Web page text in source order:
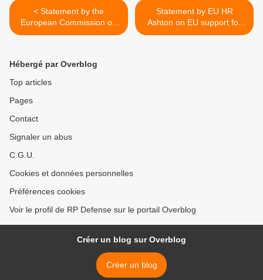
< Statement by the
European Commission on
alleged surveillance of EU
Statement by EU HR
Ashton on EU support for
conference on the
Hébergé par Overblog
Top articles
Pages
Contact
Signaler un abus
C.G.U.
Cookies et données personnelles
Préférences cookies
Voir le profil de RP Defense sur le portail Overblog
Créer un blog sur Overblog
Créer un blog